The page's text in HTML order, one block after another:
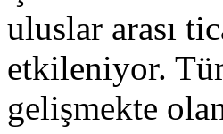
uluslar arası
etkileniyor.
gelişmekte